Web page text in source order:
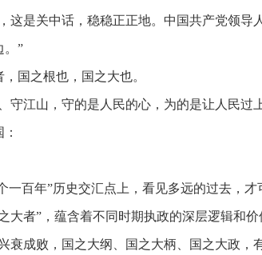
这是关中话，稳稳正正地。中国共产党领导
。”
国之根也，国之大也。
守江山，守的是人民的心，为的是让人民过
一百年”历史交汇点上，看见多远的过去，才
大者”，蕴含着不同时期执政的深层逻辑和
衰成败，国之大纲、国之大柄、国之大政，